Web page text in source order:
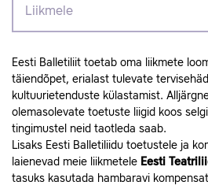
Liikmele
Eesti Balletiliit toetab oma liikmete
täiendõpet, erialast tulevate
kultuurietenduste külastamist.
olemasolevate toetuste liigid koos
tingimustel neid taotleda saab.
Lisaks Eesti Balletiliidu toetustele ja
laienevad meie liikmetele Eesti
tasuks kasutada hambaravi